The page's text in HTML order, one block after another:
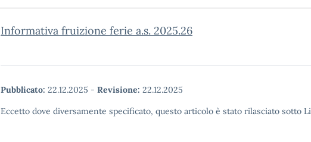
Informativa fruizione ferie a.s. 2025.26
Pubblicato: 22.12.2025 - Revisione: 22.12.2025
Eccetto dove diversamente specificato, questo articolo è stato rilasciato sotto